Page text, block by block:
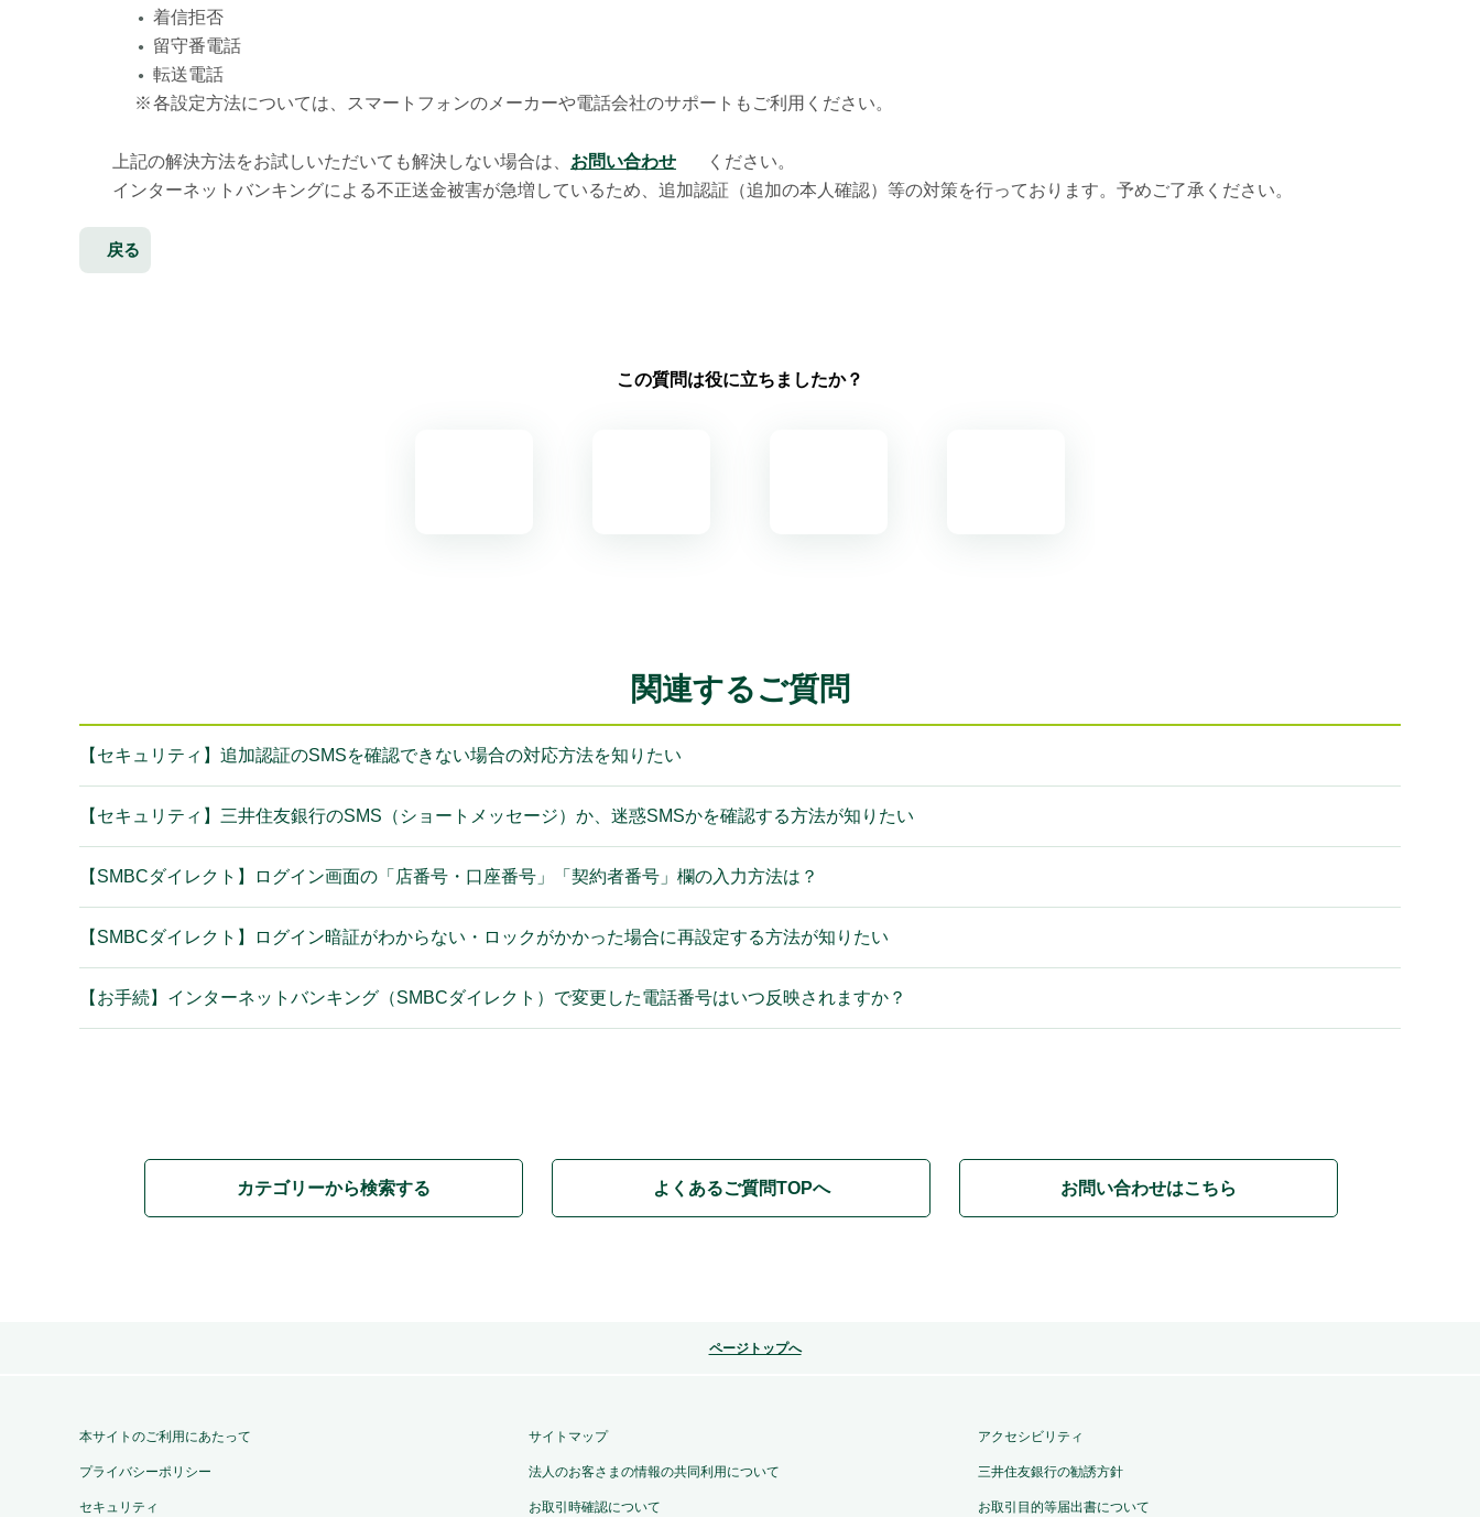
● 着信拒否
● 留守番電話
●
転送電話
※各設定方法については、スマートフォンのメーカーや電話会社のサポートもご利用ください。
上記の解決方法をお試しいただいても解決しない場合は、 お問い合わせ
ください。
インターネットバンキングによる不正送金被害が急増しているため、追加認証（追加の本人確認）等の対策を行っております。予めご了承ください。
戻る
この質問は役に立ちましたか？
関連するご質問
【セキュリティ】追加認証のSMSを確認できない場合の対応方法を知りたい
【セキュリティ】三井住友銀行のSMS（ショートメッセージ）か、迷惑SMSかを確認する方法が知りたい
【SMBCダイレクト】ログイン画面の「店番号・口座番号」「契約者番号」欄の入力方法は？
【SMBCダイレクト】ログイン暗証がわからない・ロックがかかった場合に再設定する方法が知りたい
【お手続】インターネットバンキング（SMBCダイレクト）で変更した電話番号はいつ反映されますか？
カテゴリーから検索する よくあるご質問TOPへ お問い合わせはこちら
ページトップへ
本サイトのご利用にあたって サイトマップ アクセシビリティ
プライバシーポリシー 法人のお客さまの情報の共同利用について 三井住友銀行の勧誘方針
セキュリティ お取引時確認について お取引目的等届出書について